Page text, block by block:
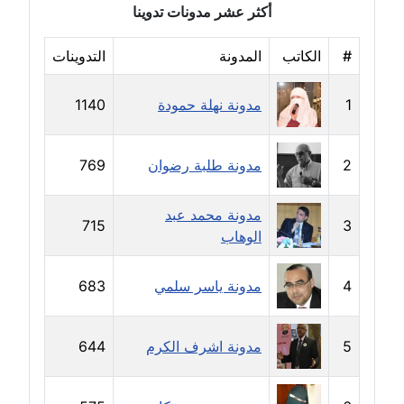
مدونة خولة سعيدان
عاملة
مدونة داليا السعيد
موقوف
مدونة داليا فاروق
عاملة
مدونة داليا نور
عاملة
مدونة دعاء البدري
عاملة
مدونة دعاء الجابي
عاملة
أكثر عشر مدونات تدوينا
# الكاتب المدونة التدوينات
1 مدونة نهلة حمودة 1140
2 مدونة طلبة رضوان 769
3
مدونة محمد عبد
الوهاب
715
4 مدونة ياسر سلمي 683
5 مدونة اشرف الكرم 644